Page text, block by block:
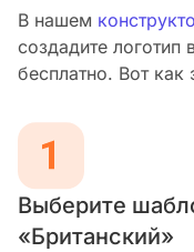
В нашем
создадите логотип
бесплатно. Вот как
Выберите
«Британский»